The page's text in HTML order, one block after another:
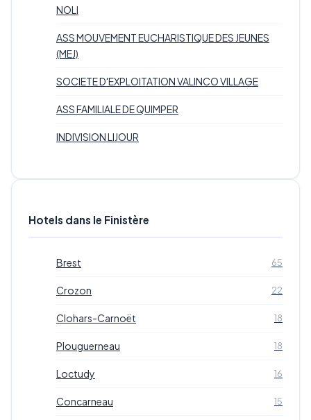
NOLI
ASS MOUVEMENT EUCHARISTIQUE DES JEUNES
(MEJ)
SOCIETE D'EXPLOITATION VALINCO VILLAGE
ASS FAMILIALE DE QUIMPER
INDIVISION LIJOUR
Hotels dans le Finistère
Brest 65
Crozon 22
Clohars-Carnoët 18
Plouguerneau 18
Loctudy 16
Concarneau 15